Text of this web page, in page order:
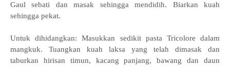
Gaul sebati dan masak sehingga mendidih. Biarkan kuah
sehingga pekat.
Untuk dihidangkan: Masukkan sedikit pasta Tricolore dalam
mangkuk. Tuangkan kuah laksa yang telah dimasak dan
taburkan hirisan timun, kacang panjang, bawang dan daun